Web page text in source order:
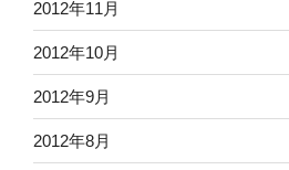
2012年11月
2012年10月
2012年9月
2012年8月